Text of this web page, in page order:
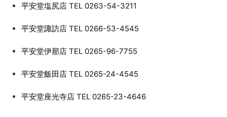
平安堂塩尻店 TEL 0263-54-3211
平安堂諏訪店 TEL 0266-53-4545
平安堂伊那店 TEL 0265-96-7755
平安堂飯田店 TEL 0265-24-4545
平安堂座光寺店 TEL 0265-23-4646